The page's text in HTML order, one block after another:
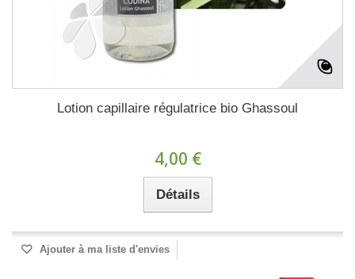
Lotion capillaire régulatrice bio Ghassoul
4,00 €
Détails
Ajouter à ma liste d'envies